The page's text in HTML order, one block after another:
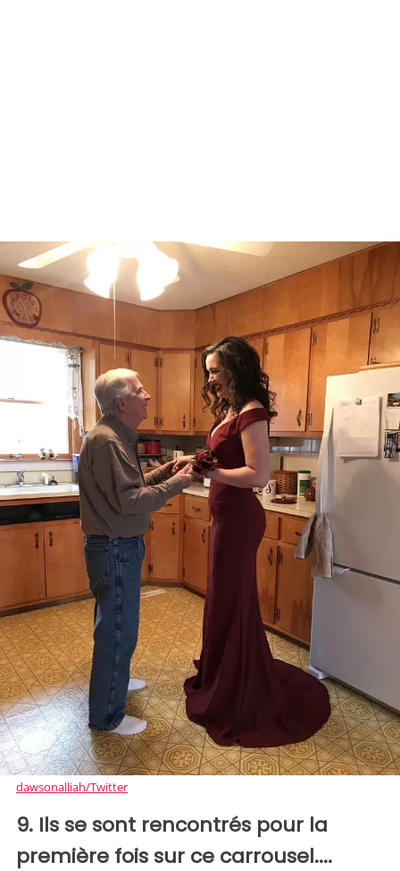
dawsonalliah/Twitter
9. Ils se sont rencontrés pour la
première fois sur ce carrousel....